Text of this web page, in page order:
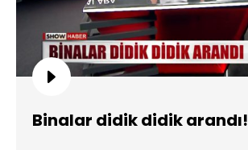
Binalar didik didik arandı!